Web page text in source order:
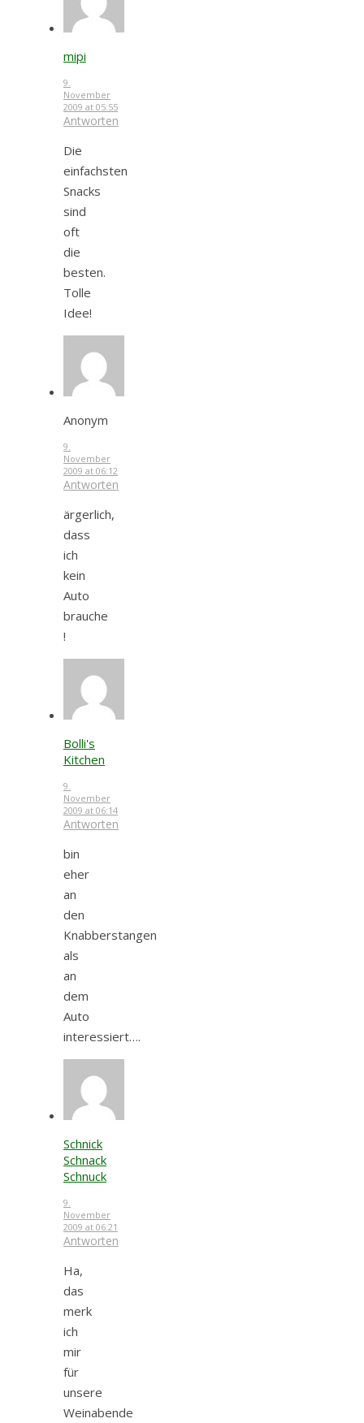
mipi
9.
November
2009 at 05:55
Antworten
Die
einfachsten
Snacks
sind
oft
die
besten.
Tolle
Idee!
Anonym
9.
November
2009 at 06:12
Antworten
ärgerlich,
dass
ich
kein
Auto
brauche
!
Bolli's
Kitchen
9.
November
2009 at 06:14
Antworten
bin
eher
an
den
Knabberstangen
als
an
dem
Auto
interessiert….
Schnick
Schnack
Schnuck
9.
November
2009 at 06:21
Antworten
Ha,
das
merk
ich
mir
für
unsere
Weinabende